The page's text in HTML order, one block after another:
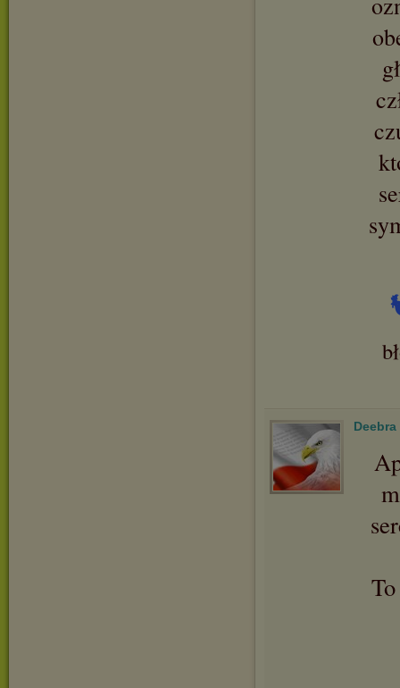
Deebra